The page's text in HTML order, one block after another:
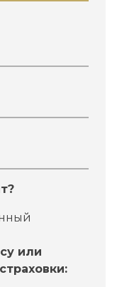
или